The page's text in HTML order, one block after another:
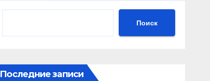
Поиск
Последние записи